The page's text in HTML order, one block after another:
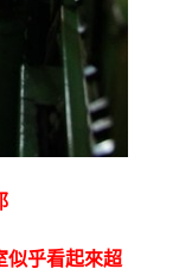
似乎看起來超